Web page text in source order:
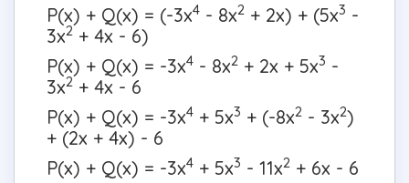
P(x) + Q(x) = (-3x4 - 8x2 + 2x) + (5x3 -
3x2 + 4x - 6)
P(x) + Q(x) = -3x4 - 8x2 + 2x + 5x3 -
3x2 + 4x - 6
P(x) + Q(x) = -3x4 + 5x3 + (-8x2 - 3x2)
+ (2x + 4x) - 6
P(x) + Q(x) = -3x4 + 5x3 - 11x2 + 6x - 6